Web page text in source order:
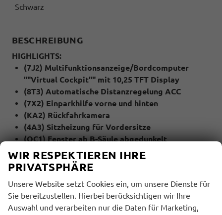
Schwarz
BESCHREIBUNG
HIGHLIGHTS:
(7J2) Multifunktionsanzeige/Bordcomputer
""Virtual Cockpit"" mit 10,25 TFT Display
(8T3) Automatische Distanzregelung ACC
(7X2) Einparkhilfe vorne und hinten
(KA2) Rückfahrkamera
(4A3) Sitzheizung für Vordersitze
(QC1) Fenster ab B-Säule abgedunkelt
(79H) Spurwechselassistent ""Side Assist"" inkl.
""Blind Spot Detection"", Ausparkassistent und
(6I1) Spurhalteassistent ""Lane Assist""
(QR9) Verkehrszeichenerkennung
(4I7) Zentralverriegelung mit Funkklappschlüssel
WIR RESPEKTIEREN IHRE
PRIVATSPHÄRE
Unsere Website setzt Cookies ein, um unsere Dienste für
Sie bereitzustellen. Hierbei berücksichtigen wir Ihre
Auswahl und verarbeiten nur die Daten für Marketing,